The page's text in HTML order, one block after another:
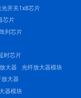
光开关1x8芯片
芯片
列芯片
时芯片
大器
光纤放大器模块
大器
器模块